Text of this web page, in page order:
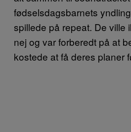
fødselsdagsbarnets
spillede på repeat. De ville
nej og var forberedt på at
kostede at få deres planer